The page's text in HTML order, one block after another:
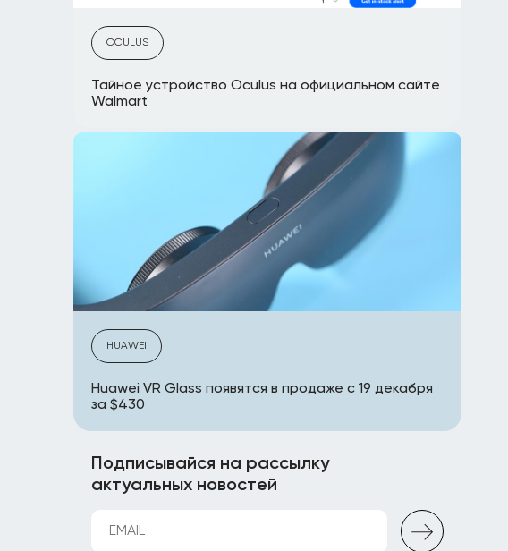
OCULUS
Тайное устройство Oculus на официальном сайте
Walmart
HUAWEI
Huawei VR Glass появятся в продаже с 19 декабря
за $430
Подписывайся на рассылку
актуальных новостей